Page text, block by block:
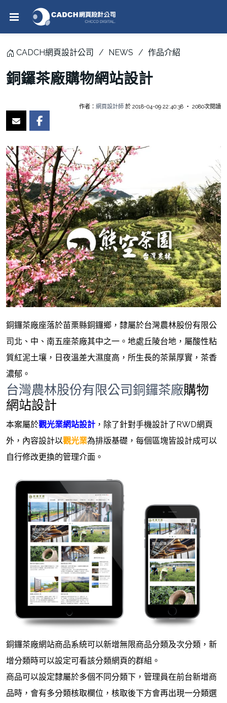
CADCH網頁設計公司 NEWS 作品介紹
銅鑼茶廠購物網站設計
作者： 網頁設計師 於 2018-04-09 22:40:38 ‧ 2080次閱讀
銅鑼茶廠座落於苗栗縣銅鑼鄉，隸屬於台灣農林股份有限公
司北、中、南五座茶廠其中之一。地處丘陵台地，屬酸性粘
質紅泥土壤，日夜溫差大濕度高，所生長的茶葉厚實，茶香
濃郁。
台灣農林股份有限公司銅鑼茶廠購物
網站設計
本案屬於觀光業網站設計 ，除了針對手機設計了RWD網頁
外，內容設計以觀光業為排版基礎，每個區塊皆設計成可以
自行修改更換的管理介面。
銅鑼茶廠網站商品系統可以新增無限商品分類及次分類，新
增分類時可以設定可看該分類網頁的群組。
商品可以設定隸屬於多個不同分類下，管理員在前台新增商
品時，會有多分類核取欄位，核取後下方會再出現一分類選